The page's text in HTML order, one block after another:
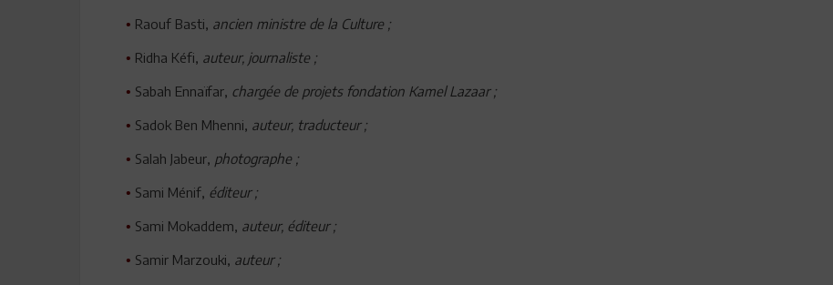
• Raouf Basti, ancien ministre de la Culture ;
• Ridha Kéfi, auteur, journaliste ;
• Sabah Ennaïfar, chargée de projets fondation Kamel Lazaar ;
• Sadok Ben Mhenni, auteur, traducteur ;
• Salah Jabeur, photographe ;
• Sami Ménif, éditeur ;
• Sami Mokaddem, auteur, éditeur ;
• Samir Marzouki, auteur ;